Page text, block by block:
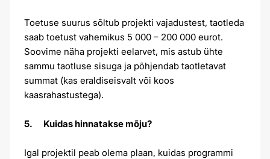
Toetuse suurus sõltub projekti vajadustest, taotleda
saab toetust vahemikus 5 000 – 200 000 eurot.
Soovime näha projekti eelarvet, mis astub ühte
sammu taotluse sisuga ja põhjendab taotletavat
summat (kas eraldiseisvalt või koos
kaasrahastustega).
5. Kuidas hinnatakse mõju?
Igal projektil peab olema plaan, kuidas programmi